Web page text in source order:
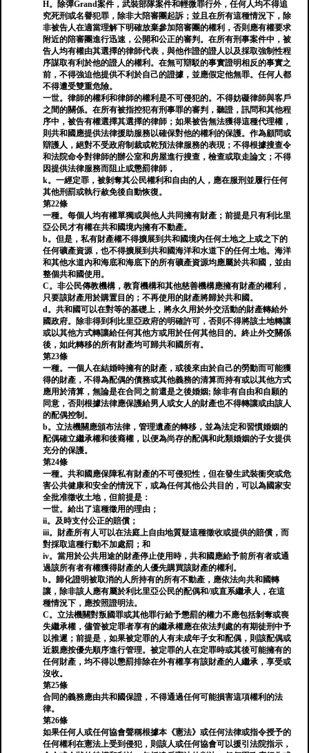
H。除彈Grand案件，武裝部隊案件和輕微罪行外，任何人均不得追
究死刑或名譽犯罪，除非大陪審團起訴；並且在所有這種情況下，除
非被告人在適當理解下明確放棄參加陪審團的權利，否則應有權要求
附近的陪審團進行迅速，公開和公正的審判。在所有刑事案件中，被
告人均有權由其選擇的律師代表，與他作證的證人以及採取強制性程
序謀取有利於他的證人的權利。在無可辯駁的事實證明相反的事實之
前，不得強迫他提供不利於自己的證據，並應假定他無罪。任何人都
不得遭受雙重危險。
一世。律師的權利和律師的權利是不可侵犯的。不得妨礙律師與客戶
之間的關係。在所有被指控犯有刑事罪的審判，聽證，訊問和其他程
序中，被告有權選擇其選擇的律師；如果被告無法獲得這種代理權，
則共和國應提供法律援助服務以確保對他的權利的保護。作為顧問或
辯護人，絕對不受政府制裁或乾預法律服務的表現；不得根據搜查令
和法院命令對律師的辦公室和房屋進行搜查，檢查或取走論文；不得
因提供法律服務而阻止或懲罰律師，
k。一經定罪，被剝奪其公民權利和自由的人，應在服刑並履行任何
其他刑罰或執行赦免後自動恢復。
第22條
一種。每個人均有權單獨或與他人共同擁有財產；前提是只有利比里
亞公民才有權在共和國境內擁有不動產。
b。但是，私有財產權不得擴展到共和國境內任何土地之上或之下的
任何礦產資源，也不得擴展到共和國海洋和水道下的任何土地。海洋
和其他水道內和海底和海底下的所有礦產資源均應屬於共和國，並由
整個共和國使用。
C。非公民傳教機構，教育機構和其他慈善機構應擁有財產的權利，
只要該財產用於購置目的；不再使用的財產將歸於共和國。
d。共和國可以在對等的基礎上，將永久用於外交活動的財產轉給外
國政府。除非得到利比里亞政府的明確許可，否則不得將該土地轉讓
或以其他方式轉讓給任何其他方或用於任何其他目的。終止外交關係
後，如此轉移的所有財產均可歸共和國所有。
第23條
一種。一個人在結婚時擁有的財產，或後來由於自己的勞動而可能獲
得的財產，不得為配偶的債務或其他義務的清算而持有或以其他方式
應用於清算，無論是在合同之前還是之後婚姻; 除非有自由和自願的
同意，否則根據法律應保護給男人或女人的財產也不得轉讓或由該人
的配偶控制。
b。立法機關應頒布法律，管理遺產的轉移，並為法定和習慣婚姻的
配偶確立繼承權和後裔權，以便為尚存的配偶和此類婚姻的子女提供
充分的保護。
第24條
一種。共和國應保障私有財產的不可侵犯性，但在發生武裝衝突或危
害公共健康和安全的情況下，或為任何其他公共目的，可以為國家安
全批准徵收土地，但前提是：
一世。給出了這種徵用的理由；
ii。及時支付公正的賠償；
iii。財產所有人可以在法庭上自由地質疑這種徵收或提供的賠償，而
對採取這種行動不加處罰；和
iv。當用於公共用途的財產停止使用時，共和國應給予前所有者或通
過該所有者有權獲得財產的人優先購買該財產的權利。
b。歸化證明被取消的人所持有的所有不動產，應依法向共和國轉
讓，除非該人應有屬於利比里亞公民的配偶和/或直系繼承人，在這
種情況下，應按照證明法。
C。立法機關對叛國罪或其他罪行給予懲罰的權力不應包括剝奪或喪
失繼承權，儘管被定罪者享有的繼承權應在依法判處的有期徒刑中予
以推遲；前提是，如果被定罪的人有未成年子女和配偶，則該配偶或
近親應按優先順序進行管理。被定罪的人在定罪時或其後可能擁有的
任何財產，均不得以懲罰排除在外有權享有該財產的人繼承，享受或
沒收。
第25條
合同的義務應由共和國保證，不得通過任何可能損害這項權利的法
律。
第26條
如果任何人或任何協會聲稱根據本《憲法》或任何法律或指令授予的
任何權利在憲法上受到侵犯，則該人或任何協會可以援引法院指示，